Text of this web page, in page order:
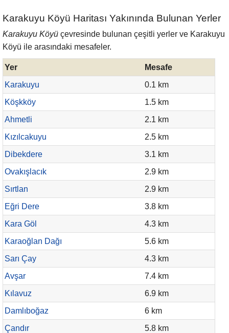
Karakuyu Köyü Haritası Yakınında Bulunan Yerler
Karakuyu Köyü çevresinde bulunan çeşitli yerler ve Karakuyu
Köyü ile arasındaki mesafeler.
Yer
Mesafe
Karakuyu
0.1 km
Köşkköy
1.5 km
Ahmetli
2.1 km
Kızılcakuyu
2.5 km
Dibekdere
3.1 km
Ovakışlacık
2.9 km
Sırtlan
2.9 km
Eğri Dere
3.8 km
Kara Göl
4.3 km
Karaoğlan Dağı
5.6 km
Sarı Çay
4.3 km
Avşar
7.4 km
Kılavuz
6.9 km
Damlıboğaz
6 km
Çandır
5.8 km